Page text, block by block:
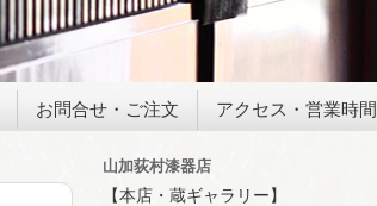
お問合せ・ご注文 アクセス・営業時間
山加荻村漆器店
【本店・蔵ギャラリー】